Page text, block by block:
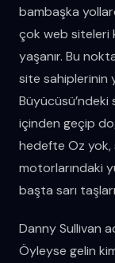
bambaşka
çok web siteleri
yaşanır. Bu
site sahiplerinin
Büyücüsü’ndeki
içinden geçip
hedefte Oz yok,
motorlarındaki
başta sarı
Danny Sullivan
Öyleyse gelin